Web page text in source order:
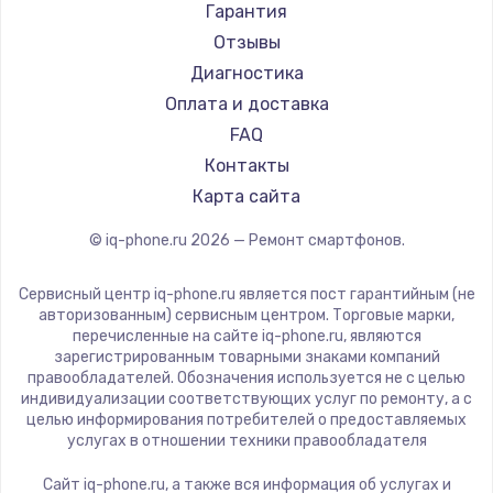
Замена видеокарты
Заказать
880 руб.
2745 руб.
Заказать
Замена северного моста
2600 руб.
Заказать
Ремонт смартфонов HP
Ремонт смартфонов Poco
Ремонт смартфонов HTC
Ремонт смартфонов Blackmagic
Ремонт смартфонов Nothing
Ремонт смартфонов iQOO
Irbis
Kyocera
LeEco
OnePlus
teXet
Motorola
Prestigio
Elephone
BlackView
Google
Vertu
Tp-Link
Гарантия
Отзывы
Диагностика
Оплата и доставка
FAQ
Контакты
Карта сайта
© iq-phone.ru 2026 — Ремонт смартфонов.
Сервисный центр iq-phone.ru является пост гарантийным (не
авторизованным) сервисным центром. Торговые марки,
перечисленные на сайте iq-phone.ru, являются
зарегистрированным товарными знаками компаний
правообладателей. Обозначения используется не с целью
индивидуализации соответствующих услуг по ремонту, а с
целью информирования потребителей о предоставляемых
услугах в отношении техники правообладателя
Сайт iq-phone.ru, а также вся информация об услугах и